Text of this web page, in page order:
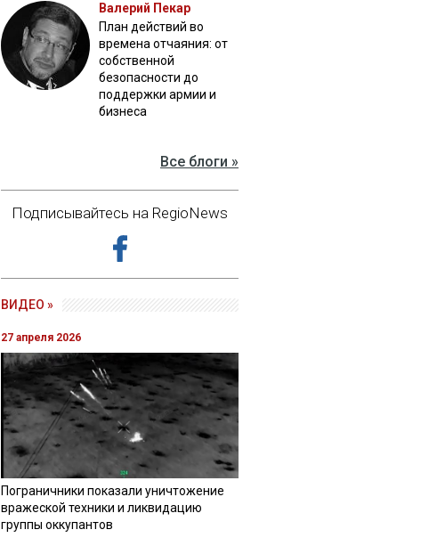
Валерий Пекар
План действий во
времена отчаяния: от
собственной
безопасности до
поддержки армии и
бизнеса
Все блоги »
Подписывайтесь на RegioNews
ВИДЕО »
27 апреля 2026
Пограничники показали уничтожение
вражеской техники и ликвидацию
группы оккупантов